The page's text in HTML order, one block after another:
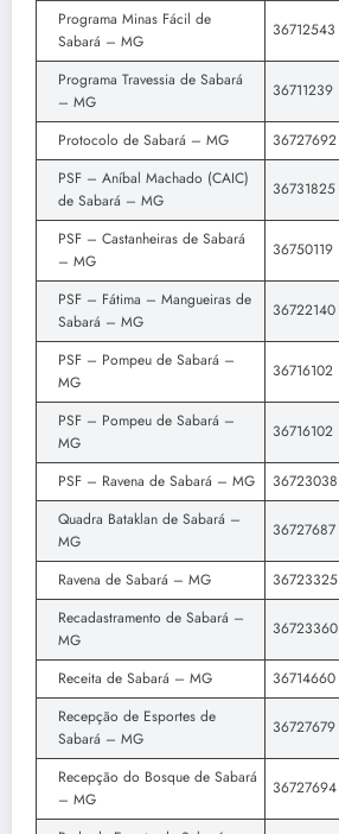
Programa Minas Fácil de
Sabará – MG
36712543
Programa Travessia de Sabará
– MG
36711239
Protocolo de Sabará – MG
36727692
PSF – Aníbal Machado (CAIC)
de Sabará – MG
36731825
PSF – Castanheiras de Sabará
– MG
36750119
PSF – Fátima – Mangueiras de
Sabará – MG
36722140
PSF – Pompeu de Sabará –
MG
36716102
PSF – Pompeu de Sabará –
MG
36716102
PSF – Ravena de Sabará – MG
36723038
Quadra Bataklan de Sabará –
MG
36727687
Ravena de Sabará – MG
36723325
Recadastramento de Sabará –
MG
36723360
Receita de Sabará – MG
36714660
Recepção de Esportes de
Sabará – MG
36727679
Recepção do Bosque de Sabará
– MG
36727694